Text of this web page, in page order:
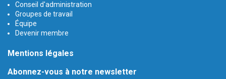
Conseil d'administration
Groupes de travail
Équipe
Devenir membre
Mentions légales
Abonnez-vous à notre newsletter